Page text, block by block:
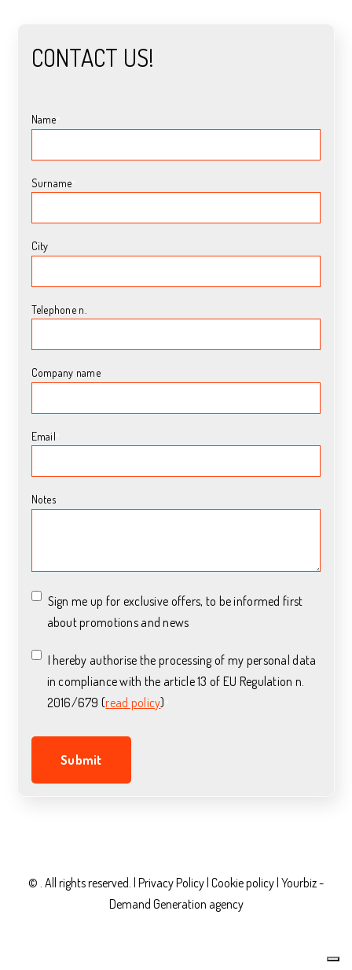
CONTACT US!
Name
Surname
City
Telephone n.
Company name
Email
Notes
Sign me up for exclusive offers, to be informed first
about promotions and news
I hereby authorise the processing of my personal data
in compliance with the article 13 of EU Regulation n.
2016/679 (read policy)
© . All rights reserved. | Privacy Policy| Cookie policy | Yourbiz -
Demand Generation agency